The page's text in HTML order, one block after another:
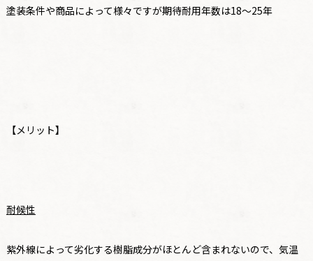
塗装条件や商品によって様々ですが期待耐用年数は18～25年
【メリット】
耐候性
紫外線によって劣化する樹脂成分がほとんど含まれないので、気温